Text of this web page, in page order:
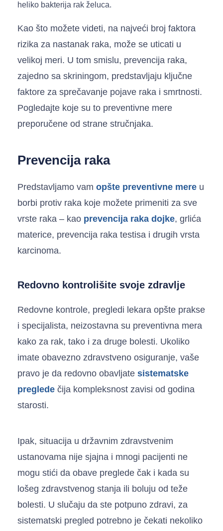
heliko bakterija rak želuca.
Kao što možete videti, na najveći broj faktora
rizika za nastanak raka, može se uticati u
velikoj meri. U tom smislu, prevencija raka,
zajedno sa skriningom, predstavljaju ključne
faktore za sprečavanje pojave raka i smrtnosti.
Pogledajte koje su to preventivne mere
preporučene od strane stručnjaka.
Prevencija raka
Predstavljamo vam opšte preventivne mere u
borbi protiv raka koje možete primeniti za sve
vrste raka – kao prevencija raka dojke, grlića
materice, prevencija raka testisa i drugih vrsta
karcinoma.
Redovno kontrolišite svoje zdravlje
Redovne kontrole, pregledi lekara opšte prakse
i specijalista, neizostavna su preventivna mera
kako za rak, tako i za druge bolesti. Ukoliko
imate obavezno zdravstveno osiguranje, vaše
pravo je da redovno obavljate sistematske
preglede čija kompleksnost zavisi od godina
starosti.
Ipak, situacija u državnim zdravstvenim
ustanovama nije sjajna i mnogi pacijenti ne
mogu stići da obave preglede čak i kada su
lošeg zdravstvenog stanja ili boluju od teže
bolesti. U slučaju da ste potpuno zdravi, za
sistematski pregled potrebno je čekati nekoliko